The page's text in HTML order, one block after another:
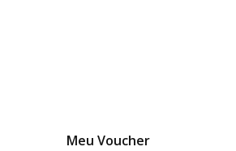
Meu Voucher